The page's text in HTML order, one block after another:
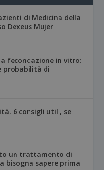
di Medicina della
Dexeus Mujer
fecondazione in vitro:
probabilità di
6 consigli utili, se
un trattamento di
bisogna sapere prima